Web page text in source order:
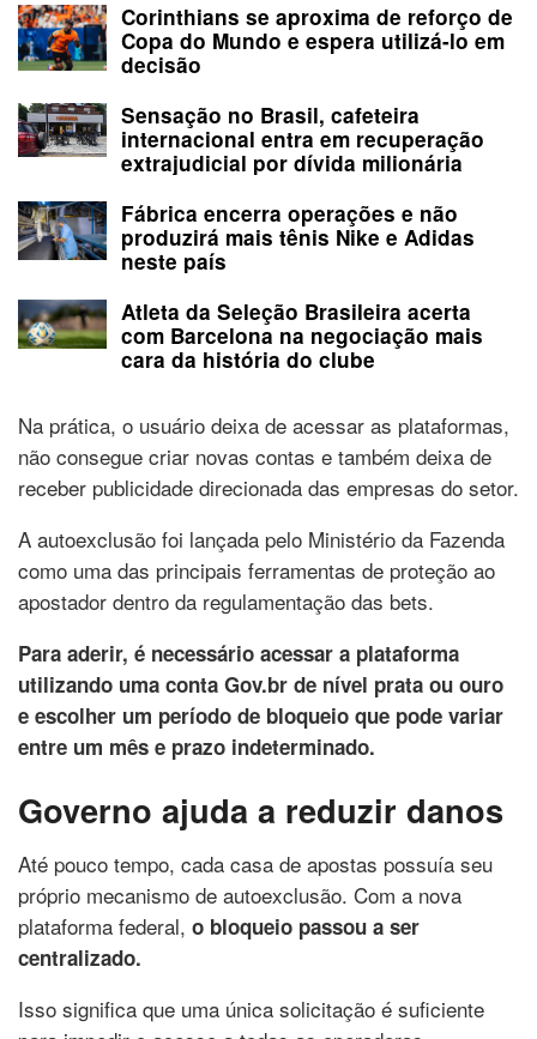
Corinthians se aproxima de reforço de
Copa do Mundo e espera utilizá-lo em
decisão
Sensação no Brasil, cafeteira
internacional entra em recuperação
extrajudicial por dívida milionária
Fábrica encerra operações e não
produzirá mais tênis Nike e Adidas
neste país
Atleta da Seleção Brasileira acerta
com Barcelona na negociação mais
cara da história do clube
Na prática, o usuário deixa de acessar as plataformas,
não consegue criar novas contas e também deixa de
receber publicidade direcionada das empresas do setor.
A autoexclusão foi lançada pelo Ministério da Fazenda
como uma das principais ferramentas de proteção ao
apostador dentro da regulamentação das bets.
Para aderir, é necessário acessar a plataforma
utilizando uma conta Gov.br de nível prata ou ouro
e escolher um período de bloqueio que pode variar
entre um mês e prazo indeterminado.
Governo ajuda a reduzir danos
Até pouco tempo, cada casa de apostas possuía seu
próprio mecanismo de autoexclusão. Com a nova
plataforma federal, o bloqueio passou a ser
centralizado.
Isso significa que uma única solicitação é suficiente